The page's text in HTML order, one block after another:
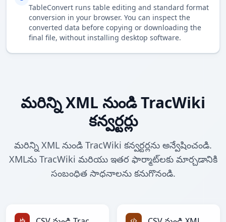
TableConvert runs table editing and standard format
conversion in your browser. You can inspect the
converted data before copying or downloading the
final file, without installing desktop software.
మరిన్ని XML నుండి TracWiki
కన్వర్టర్లు
మరిన్ని XML నుండి TracWiki కన్వర్టర్లను అన్వేషించండి.
XMLను TracWiki మరియు ఇతర ఫార్మాట్‌లకు మార్చడానికి
సంబంధిత సాధనాలను కనుగొనండి.